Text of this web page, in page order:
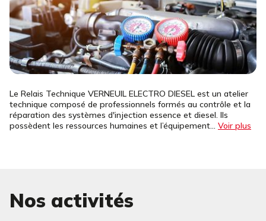
Le Relais Technique VERNEUIL ELECTRO DIESEL est un atelier
technique composé de professionnels formés au contrôle et la
réparation des systèmes d'injection essence et diesel. Ils
possèdent les ressources humaines et l’équipement... Voir plus
Nos activités